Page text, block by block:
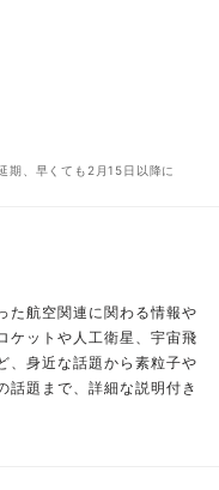
期、早くても2月15日以降に
た航空関連に関わる情報や
ケットや人工衛星、宇宙飛
、身近な話題から素粒子や
話題まで、詳細な説明付き